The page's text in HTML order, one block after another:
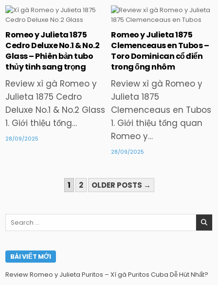
Posted
in
Romeo y Julieta 1875
Cedro Deluxe No.1 & No.2
Glass – Phiên bản tubo
thủy tinh sang trọng
Review xì gà Romeo y
Julieta 1875 Cedro
Deluxe No.1 & No.2 Glass
1. Giới thiệu tổng…
28/09/2025
Posted
in
Romeo y Julieta 1875
Clemenceaus en Tubos –
Toro Dominican cổ điển
trong ống nhôm
Review xì gà Romeo y
Julieta 1875
Clemenceaus en Tubos
1. Giới thiệu tổng quan
Romeo y…
28/09/2025
BÀI
VIẾT
1 2 OLDER POSTS →
Search
for:
BÀI VIẾT MỚI
Review Romeo y Julieta Puritos – Xì gà Puritos Cuba Dễ Hút Nhất?